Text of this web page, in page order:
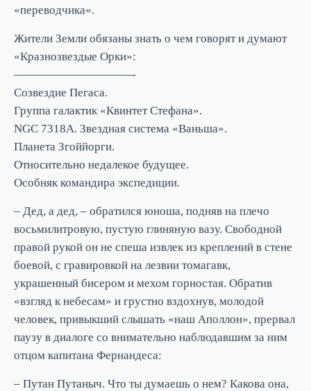
«переводчика».
Жители Земли обязаны знать о чем говорят и думают
«Кразнозвездые Орки»:
——————————-
Созвездие Пегаса.
Группа галактик «Квинтет Стефана».
NGC 7318A. Звездная система «Ваньша».
Планета Згоййорги.
Относительно недалекое будущее.
Особняк командира экспедиции.
– Дед, а дед, – обратился юноша, подняв на плечо
восьмилитровую, пустую глиняную вазу. Свободной
правой рукой он не спеша извлек из креплений в стене
боевой, с гравировкой на лезвии томагавк,
украшенный бисером и мехом горностая. Обратив
«взгляд к небесам» и грустно вздохнув, молодой
человек, привыкший слышать «наш Аполлон», прервал
паузу в диалоге со внимательно наблюдавшим за ним
отцом капитана Фернандеса:
– Путан Путаныч. Что ты думаешь о нем? Какова она,